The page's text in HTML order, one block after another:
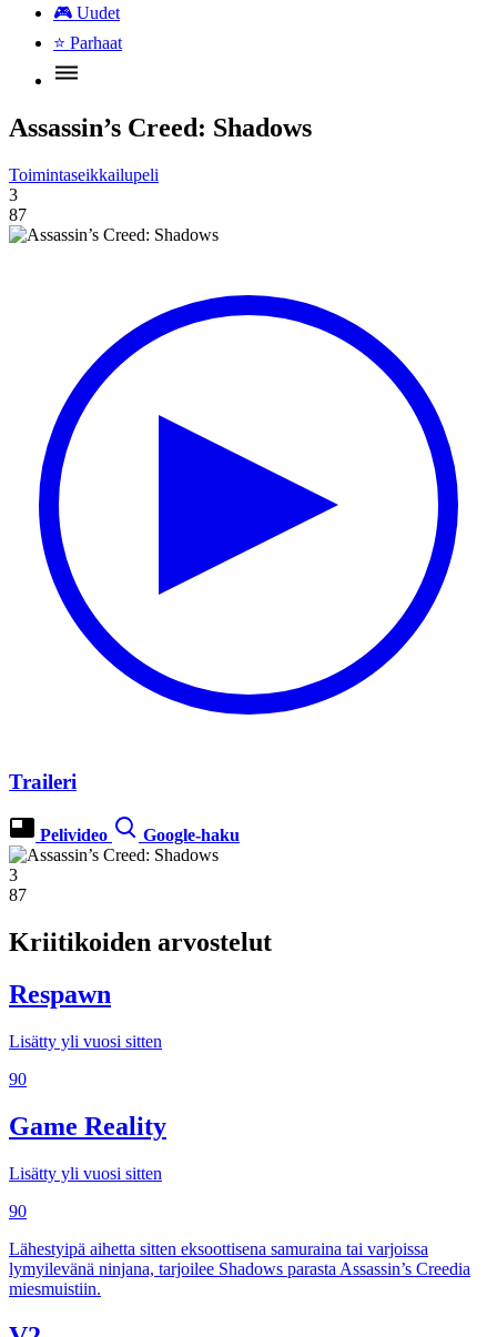
🎮 Uudet
⭐ Parhaat
Assassin’s Creed: Shadows
Toimintaseikkailupeli
3
87
Traileri
Pelivideo Google-haku
3
87
Kriitikoiden arvostelut
Respawn
Lisätty yli vuosi sitten
90
Game Reality
Lisätty yli vuosi sitten
90
Lähestyipä aihetta sitten eksoottisena samuraina tai varjoissa
lymyilevänä ninjana, tarjoilee Shadows parasta Assassin’s Creedia
miesmuistiin.